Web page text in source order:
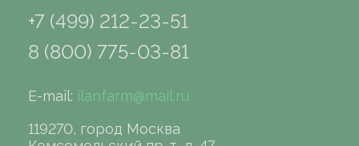
+7 (499) 212-23-51
8 (800) 775-03-81
E-mail: ilanfarm@mail.ru
119270, город Москва